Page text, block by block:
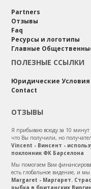
Partners
Отзывы
Faq
Ресурсы и логотипы
Главные
ПОЛЕЗНЫЕ ССЫЛКИ
Юридические Условия
Contact
ОТЗЫВЫ
Я прибываю всюду за 10 минут
что Вы получили, но
Vincent - Винсент -
поклонник ФК Барселона
Мы помогаем Вам
есть глобальное видение, и мы
Margaret - Маргарет.
рыбка в британских